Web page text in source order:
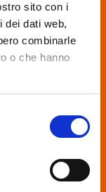
sito con i
dei dati web,
combinarle
o che hanno